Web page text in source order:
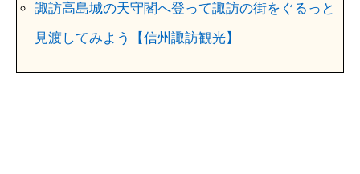
諏訪高島城の天守閣へ登って諏訪の街をぐるっと
見渡してみよう【信州諏訪観光】